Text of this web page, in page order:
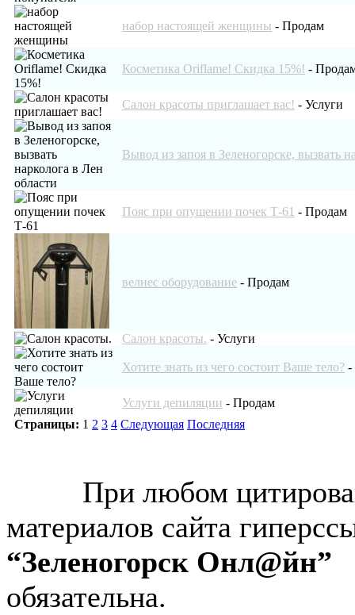
набор настоящей женщины - Продам
Косметика Oriflame! Скидка 15%! -
Салон красоты приглашает вас! - Услуги
Вывод из запоя в Зеленогорске, вызвать
Пояс при опущении почек Т-61 - Продам
велнес оборудование - Продам
Салон красоты. - Услуги
Хотите знать из чего состоит Ваше тело? -
Услуги депиляции - Продам
Страницы: 1 2 3 4 Следующая Последняя
При любом
материалов сайта
“Зеленогорск Онл@йн”
обязательна.